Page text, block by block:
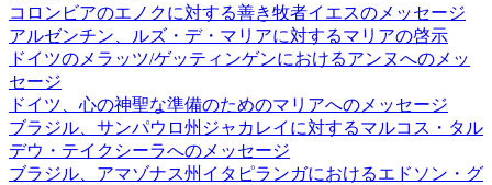
コロンビアのエノクに対する善き牧者イエスのメッセージ
アルゼンチン、ルズ・デ・マリアに対するマリアの啓示
ドイツのメラッツ/ゲッティンゲンにおけるアンヌへのメッ
セージ
ドイツ、心の神聖な準備のためのマリアへのメッセージ
ブラジル、サンパウロ州ジャカレイに対するマルコス・タル
デウ・テイクシーラへのメッセージ
ブラジル、アマゾナス州イタピランガにおけるエドソン・グ